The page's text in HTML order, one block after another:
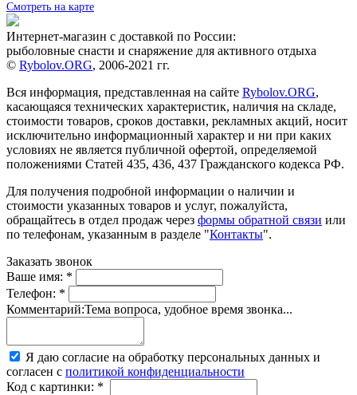
Смотреть на карте
Интернет-магазин с доставкой по России:
рыболовные снасти и снаряжение для активного отдыха
© Rybolov.ORG, 2006-2021 гг.
Вся информация, представленная на сайте Rybolov.ORG,
касающаяся технических характеристик, наличия на складе,
стоимости товаров, сроков доставки, рекламных акций, носит
исключительно информационный характер и ни при каких
условиях не является публичной офертой, определяемой
положениями Статей 435, 436, 437 Гражданского кодекса РФ.
Для получения подробной информации о наличии и
стоимости указанных товаров и услуг, пожалуйста,
обращайтесь в отдел продаж через формы обратной связи или
по телефонам, указанным в разделе "Контакты".
Заказать звонок
Ваше имя: *
Телефон: *
Комментарий:Тема вопроса, удобное время звонка...
Я даю согласие на обработку персональных данных и
согласен с политикой конфиденциальности
Код с картинки: *